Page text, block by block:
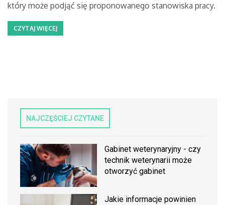
który może podjąć się proponowanego stanowiska pracy.
CZYTAJ WIĘCEJ
NAJCZĘŚCIEJ CZYTANE
Gabinet weterynaryjny - czy
technik weterynarii może
otworzyć gabinet
Jakie informacje powinien